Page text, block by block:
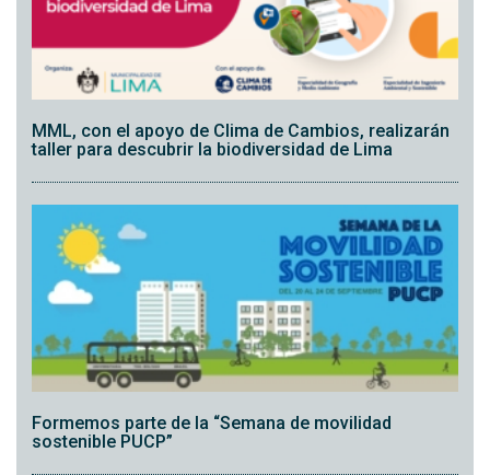
MML, con el apoyo de Clima de Cambios, realizarán
taller para descubrir la biodiversidad de Lima
Formemos parte de la “Semana de movilidad
sostenible PUCP”